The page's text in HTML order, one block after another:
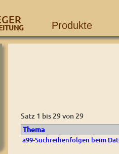
Produkte
Satz 1 bis 29 von 29
Thema
a99-Suchreihenfolgen beim